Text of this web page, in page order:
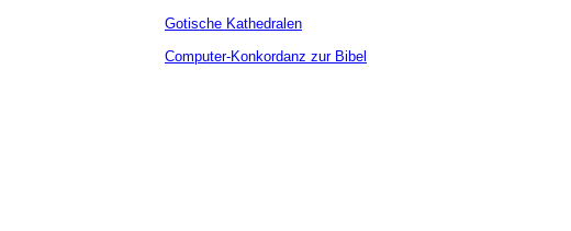
Gotische Kathedralen
Computer-Konkordanz zur Bibel